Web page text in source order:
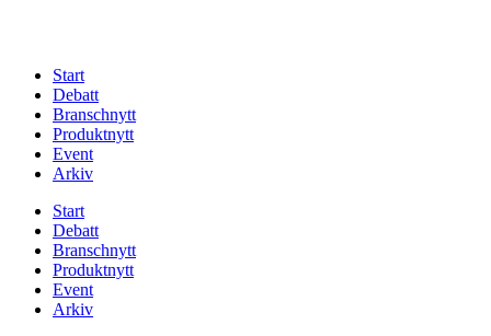
Start
Debatt
Branschnytt
Produktnytt
Event
Arkiv
Start
Debatt
Branschnytt
Produktnytt
Event
Arkiv